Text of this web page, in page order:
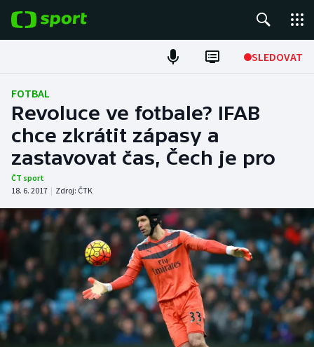
SLEDOVAT
Fotbal
Hokej
Tenis
Atletika
Cyklistika
DALŠÍ SPORTY
Americký fotbal
Baseball a softbal
NEPŘEHLÉDNĚTE
Soutěže
FOTBAL
Revoluce ve fotbale? IFAB
chce zkrátit zápasy a
zastavovat čas, Čech je pro
ČT sport
18. 6. 2017 | Zdroj: ČTK